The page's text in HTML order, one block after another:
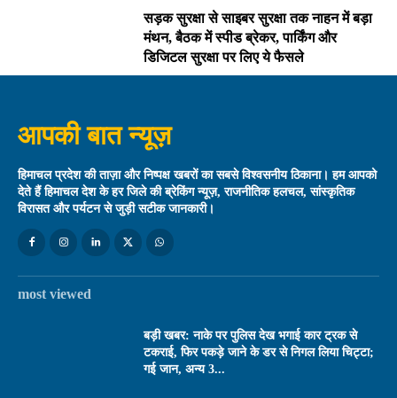
सड़क सुरक्षा से साइबर सुरक्षा तक नाहन में बड़ा
मंथन, बैठक में स्पीड ब्रेकर, पार्किंग और
डिजिटल सुरक्षा पर लिए ये फैसले
आपकी बात न्यूज़
हिमाचल प्रदेश की ताज़ा और निष्पक्ष खबरों का सबसे विश्वसनीय ठिकाना। हम आपको
देते हैं हिमाचल देश के हर जिले की ब्रेकिंग न्यूज़, राजनीतिक हलचल, सांस्कृतिक
विरासत और पर्यटन से जुड़ी सटीक जानकारी।
most viewed
बड़ी खबर: नाके पर पुलिस देख भगाई कार ट्रक से
टकराई, फिर पकड़े जाने के डर से निगल लिया चिट्टा;
गई जान, अन्य 3...